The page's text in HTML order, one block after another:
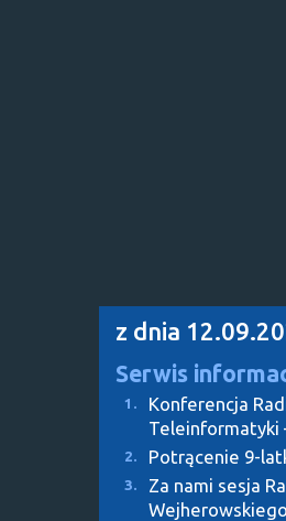
z dnia
Serwis
1.
Konferencja
Teleinformatyki
2. Potrącenie 9-
3.
Za nami sesja
Wejherowskiego